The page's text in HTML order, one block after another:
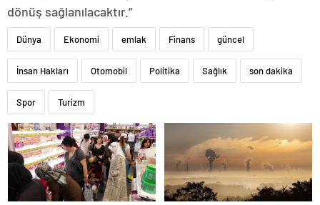
dönüş sağlanılacaktır.”
Dünya Ekonomi emlak Finans güncel
İnsan Hakları Otomobil Politika Sağlık son dakika
Spor Turizm